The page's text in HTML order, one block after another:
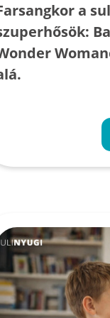
a